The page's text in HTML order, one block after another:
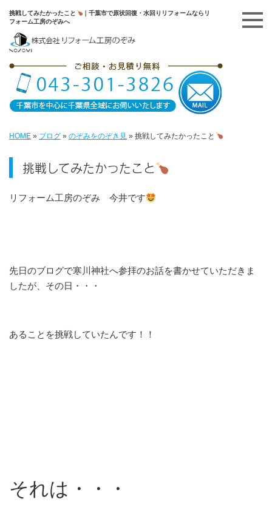
挑戦してみたかったこと
｜千葉市で原状回復・水回りリフォームならリ
フォーム工房のぞみへ
HOME » ブログ » のぞみをのぞき見 » 挑戦してみたかったこと
挑戦してみたかったこと
リフォーム工房のぞみ 今井です
先日のブログで寒川神社へ参拝のお話を書かせていただきま
したが、その日・・・
あることを挑戦していたんです！！
それは・・・